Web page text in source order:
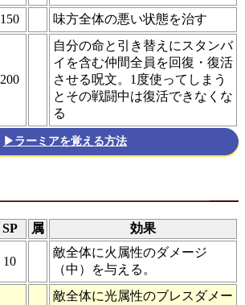
150 味方全体の悪い状態を治す
200
自分の命と引き替えにスタンバ
イを含む仲間全員を回復・復活
させる呪文。1度使ってしまう
とその戦闘中は復活できなくな
る
▶ラーミアを覚える方法
SP 属 効果
10
敵全体に火属性のダメージ
（中）を与える。
敵全体に光属性のブレスダメー